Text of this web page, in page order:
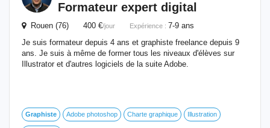
Formateur expert digital
Rouen (76) 400 €/jour Expérience : 7-9 ans
Je suis formateur depuis 4 ans et graphiste freelance depuis 9
ans. Je suis à même de former tous les niveaux d'élèves sur
Illustrator et d'autres logiciels de la suite Adobe.
Graphiste Adobe photoshop Charte graphique Illustration